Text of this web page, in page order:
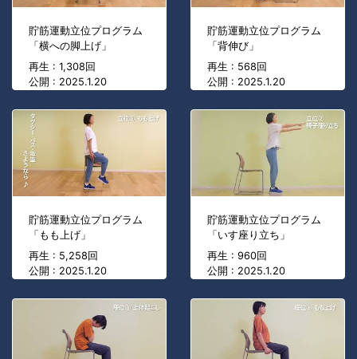
貯筋運動立位プログラム
「横への脚上げ」
再生 : 1,308回
公開 : 2025.1.20
貯筋運動立位プログラム
「背伸び」
再生 : 568回
公開 : 2025.1.20
貯筋運動立位プログラム
「もも上げ」
再生 : 5,258回
公開 : 2025.1.20
貯筋運動立位プログラム
「いす座り立ち」
再生 : 960回
公開 : 2025.1.20